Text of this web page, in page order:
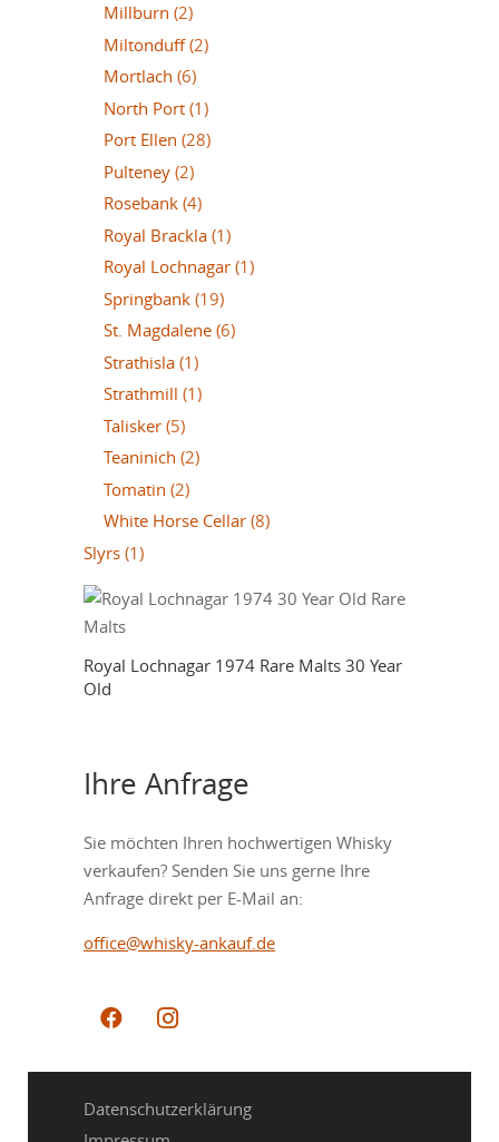
Millburn (2)
Miltonduff (2)
Mortlach (6)
North Port (1)
Port Ellen (28)
Pulteney (2)
Rosebank (4)
Royal Brackla (1)
Royal Lochnagar (1)
Springbank (19)
St. Magdalene (6)
Strathisla (1)
Strathmill (1)
Talisker (5)
Teaninich (2)
Tomatin (2)
White Horse Cellar (8)
Slyrs (1)
Royal Lochnagar 1974 Rare Malts 30 Year
Old
Ihre Anfrage
Sie möchten Ihren hochwertigen Whisky
verkaufen? Senden Sie uns gerne Ihre
Anfrage direkt per E-Mail an:
office@whisky-ankauf.de
Datenschutzerklärung